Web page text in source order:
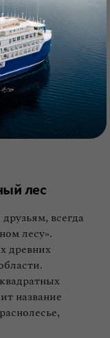
лес
всегда
лесу».
древних
название